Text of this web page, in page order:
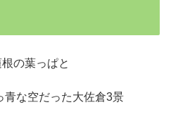
の葉っぱと
青な空だった大佐倉3景